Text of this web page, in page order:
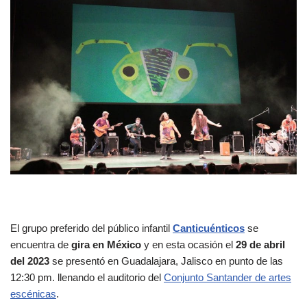
El grupo preferido del público infantil Canticuénticos se
encuentra de gira en México y en esta ocasión el 29 de abril
del 2023 se presentó en Guadalajara, Jalisco en punto de las
12:30 pm. llenando el auditorio del Conjunto Santander de artes
escénicas.